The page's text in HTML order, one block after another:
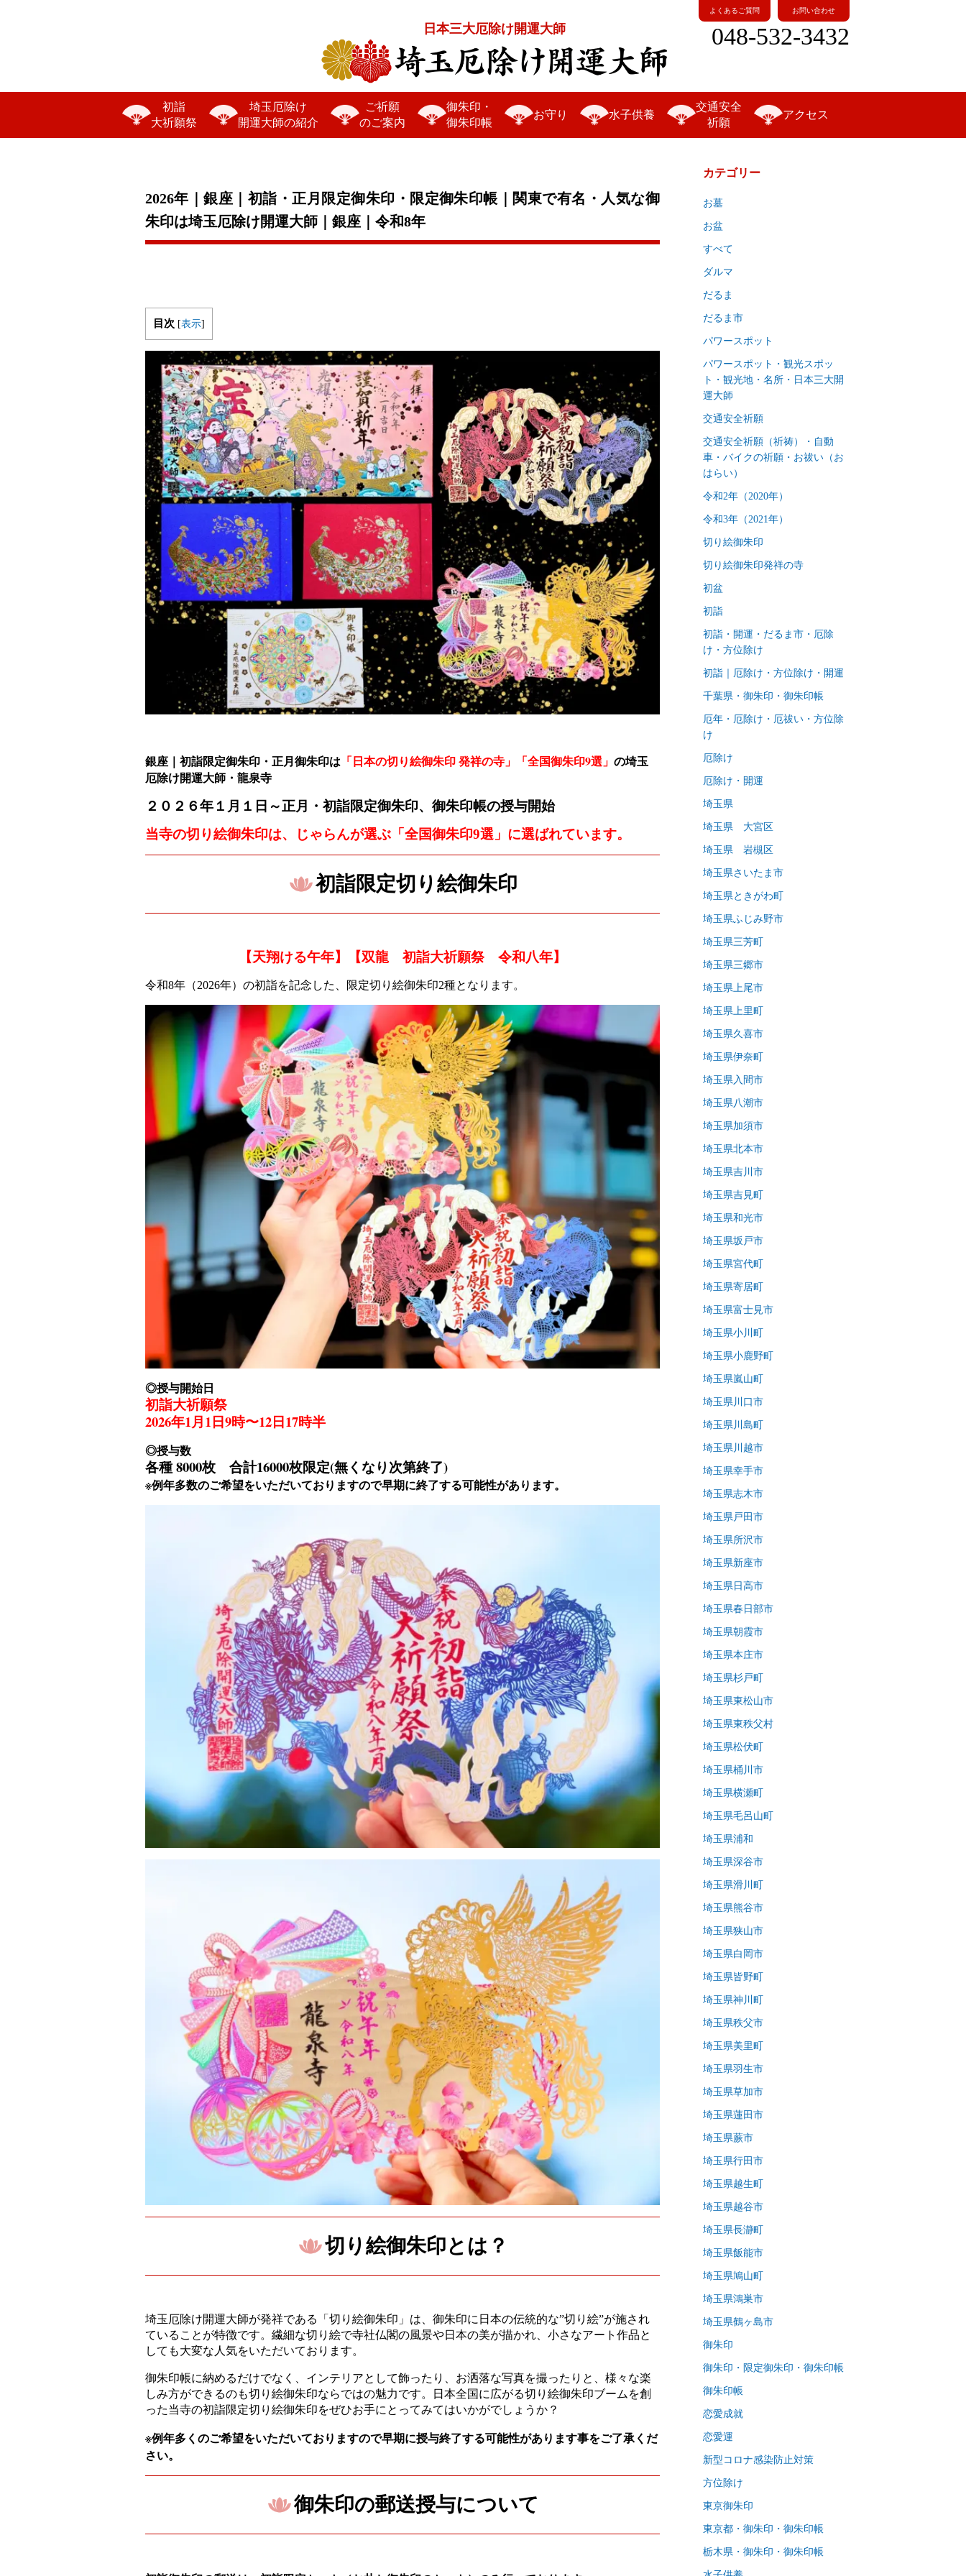
日本三大厄除け開運大師
よくあるご質問 お問い合わせ
048-532-3432
初詣
大祈願祭
埼玉厄除け
開運大師の紹介
ご祈願
のご案内
御朱印・
御朱印帳
お守り 水子供養
交通安全
祈願
アクセス
2026年｜銀座｜初詣・正月限定御朱印・限定御朱印帳｜関東で有名・人気な御
朱印は埼玉厄除け開運大師｜銀座｜令和8年
目次 [表示]
銀座｜初詣限定御朱印・正月御朱印は 「日本の切り絵御朱印 発祥の寺」「全国御朱印9選」 の埼玉
厄除け開運大師・龍泉寺
２０２６年１月１日～正月・初詣限定御朱印、御朱印帳の授与開始
当寺の切り絵御朱印は、じゃらんが選ぶ「 全国御朱印9選」に選ばれています。
初詣限定切り絵御朱印
【天翔ける午年】【双龍 初詣大祈願祭 令和八年】
令和8年（2026年）の初詣を記念した、限定切り絵御朱印2種となります。
◎授与開始日
初詣大祈願祭
2026年1月1日9時〜12日17時半
◎授与数
各種 8000枚 合計16000枚限定(無くなり次第終了)
※例年多数のご希望をいただいておりますので早期に終了する可能性があります。
切り絵御朱印とは？
埼玉厄除け開運大師が発祥である「切り絵御朱印」は、御朱印に日本の伝統的な”切り絵”が施され
ていることが特徴です。繊細な切り絵で寺社仏閣の風景や日本の美が描かれ、小さなアート作品と
しても大変な人気をいただいております。
御朱印帳に納めるだけでなく、インテリアとして飾ったり、お洒落な写真を撮ったりと、様々な楽
しみ方ができるのも切り絵御朱印ならではの魅力です。日本全国に広がる切り絵御朱印ブームを創
った当寺の初詣限定切り絵御朱印をぜひお手にとってみてはいかがでしょうか？
※例年多くのご希望をいただいておりますので早期に授与終了する可能性があります事をご了承くだ
さい。
御朱印の郵送授与について
カテゴリー
お墓
お盆
すべて
ダルマ
だるま
だるま市
パワースポット
パワースポット・観光スポッ
ト・観光地・名所・日本三大開
運大師
交通安全祈願
交通安全祈願（祈祷）・自動
車・バイクの祈願・お祓い（お
はらい）
令和2年（2020年）
令和3年（2021年）
切り絵御朱印
切り絵御朱印発祥の寺
初盆
初詣
初詣・開運・だるま市・厄除
け・方位除け
初詣｜厄除け・方位除け・開運
千葉県・御朱印・御朱印帳
厄年・厄除け・厄祓い・方位除
け
厄除け
厄除け・開運
埼玉県
埼玉県 大宮区
埼玉県 岩槻区
埼玉県さいたま市
埼玉県ときがわ町
埼玉県ふじみ野市
埼玉県三芳町
埼玉県三郷市
埼玉県上尾市
埼玉県上里町
埼玉県久喜市
埼玉県伊奈町
埼玉県入間市
埼玉県八潮市
埼玉県加須市
埼玉県北本市
埼玉県吉川市
埼玉県吉見町
埼玉県和光市
埼玉県坂戸市
埼玉県宮代町
埼玉県寄居町
埼玉県富士見市
埼玉県小川町
埼玉県小鹿野町
埼玉県嵐山町
埼玉県川口市
埼玉県川島町
埼玉県川越市
埼玉県幸手市
埼玉県志木市
埼玉県戸田市
埼玉県所沢市
埼玉県新座市
埼玉県日高市
埼玉県春日部市
埼玉県朝霞市
埼玉県本庄市
埼玉県杉戸町
埼玉県東松山市
埼玉県東秩父村
埼玉県松伏町
埼玉県桶川市
埼玉県横瀬町
埼玉県毛呂山町
埼玉県浦和
埼玉県深谷市
埼玉県滑川町
埼玉県熊谷市
埼玉県狭山市
埼玉県白岡市
埼玉県皆野町
埼玉県神川町
埼玉県秩父市
埼玉県美里町
埼玉県羽生市
埼玉県草加市
埼玉県蓮田市
埼玉県蕨市
埼玉県行田市
埼玉県越生町
埼玉県越谷市
埼玉県長瀞町
埼玉県飯能市
埼玉県鳩山町
埼玉県鴻巣市
埼玉県鶴ヶ島市
御朱印
御朱印・限定御朱印・御朱印帳
御朱印帳
恋愛成就
恋愛運
新型コロナ感染防止対策
方位除け
東京御朱印
東京都・御朱印・御朱印帳
栃木県・御朱印・御朱印帳